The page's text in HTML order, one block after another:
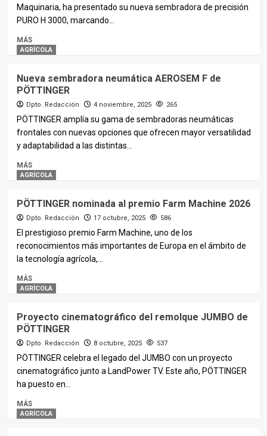
Maquinaria, ha presentado su nueva sembradora de precisión
PURO H 3000, marcando...
MÁS
AGRÍCOLA
Nueva sembradora neumática AEROSEM F de
PÖTTINGER
Dpto. Redacción 4 noviembre, 2025 265
PÖTTINGER amplía su gama de sembradoras neumáticas
frontales con nuevas opciones que ofrecen mayor versatilidad
y adaptabilidad a las distintas...
MÁS
AGRÍCOLA
PÖTTINGER nominada al premio Farm Machine 2026
Dpto. Redacción 17 octubre, 2025 586
El prestigioso premio Farm Machine, uno de los
reconocimientos más importantes de Europa en el ámbito de
la tecnología agrícola,...
MÁS
AGRÍCOLA
Proyecto cinematográfico del remolque JUMBO de
PÖTTINGER
Dpto. Redacción 8 octubre, 2025 537
PÖTTINGER celebra el legado del JUMBO con un proyecto
cinematográfico junto a LandPower TV. Este año, PÖTTINGER
ha puesto en...
MÁS
AGRÍCOLA